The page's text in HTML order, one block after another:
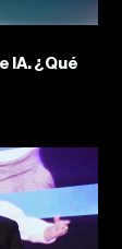
IA. ¿Qué